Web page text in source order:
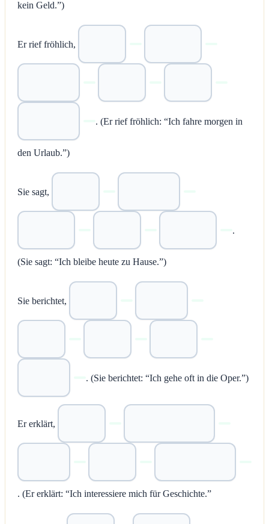
kein Geld.”)
Er rief fröhlich,
. (Er rief fröhlich: “Ich fahre morgen in
den Urlaub.”)
Sie sagt,
(Sie sagt: “Ich bleibe heute zu Hause.”)
Sie berichtet,
. (Sie berichtet: “Ich gehe oft in die Oper.”)
Er erklärt,
. (Er erklärt: “Ich interessiere mich für Geschichte.”